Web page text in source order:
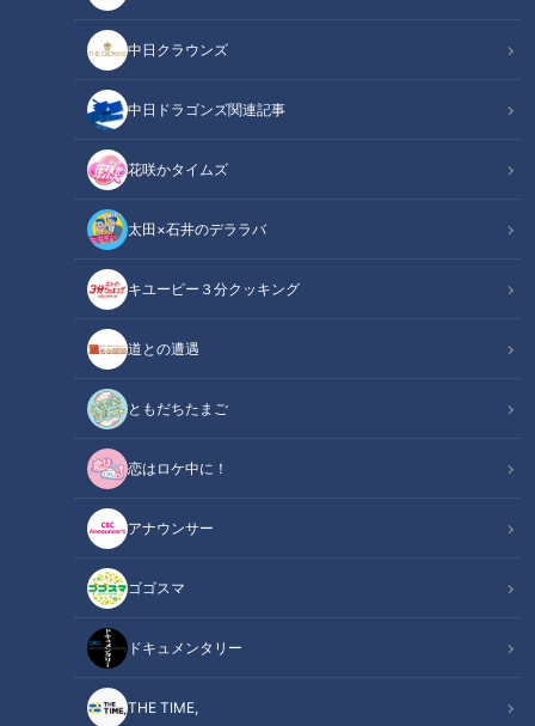
中日クラウンズ
中日ドラゴンズ関連記事
花咲かタイムズ
太田×石井のデララバ
キユーピー３分クッキング
道との遭遇
ともだちたまご
恋はロケ中に！
アナウンサー
ゴゴスマ
ドキュメンタリー
THE TIME,
CBCテレビ野球中継「燃えよドラゴンズ」(C)燃えドラch
この記事の画像（全12枚）